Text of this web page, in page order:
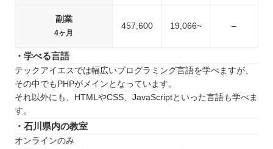
副業
4ヶ月
457,600 19,066~ –
・学べる言語
テックアイエスでは幅広いプログラミング言語を学べますが、
その中でもPHPがメインとなっています。
それ以外にも、HTMLやCSS、JavaScriptといった言語も学べま
す。
・石川県内の教室
オンラインのみ